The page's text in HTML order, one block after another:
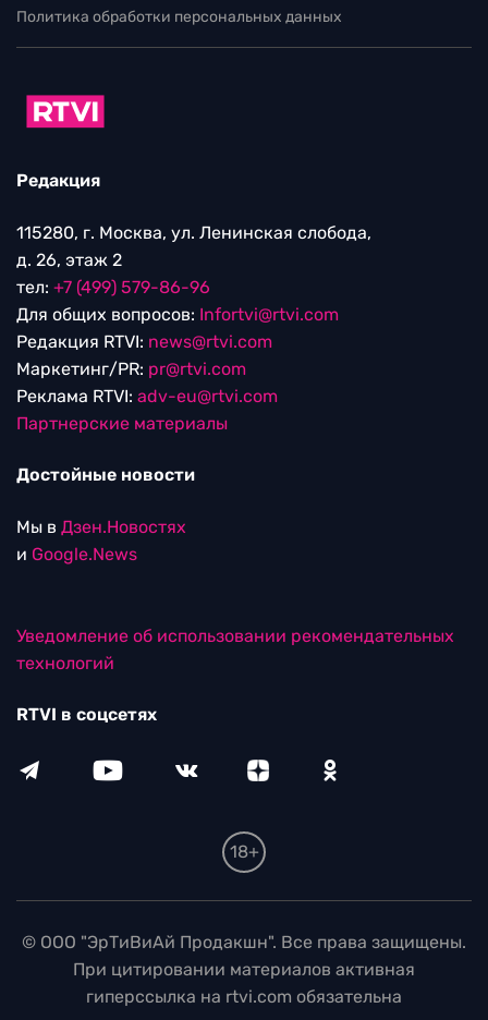
Политика обработки персональных данных
Редакция
115280, г. Москва, ул. Ленинская слобода,
д. 26, этаж 2
тел: +7 (499) 579-86-96
Для общих вопросов: Infortvi@rtvi.com
Редакция RTVI: news@rtvi.com
Маркетинг/PR: pr@rtvi.com
Реклама RTVI: adv-eu@rtvi.com
Партнерские материалы
Достойные новости
Мы в Дзен.Новостях
и Google.News
Уведомление об использовании рекомендательных
технологий
RTVI в соцсетях
18+
© ООО "ЭрТиВиАй Продакшн". Все права защищены.
При цитировании материалов активная
гиперссылка на rtvi.com обязательна